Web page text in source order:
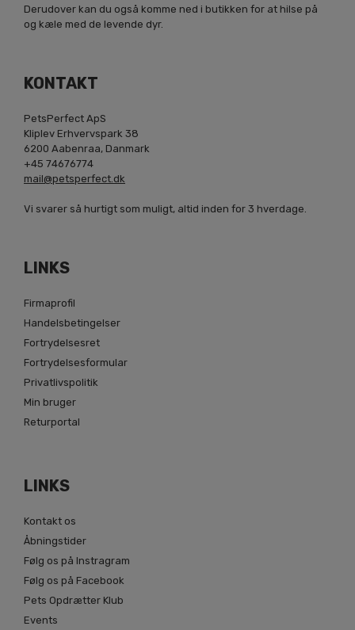
Derudover kan du også komme ned i butikken for at hilse på
og kæle med de levende dyr.
KONTAKT
PetsPerfect ApS
Kliplev Erhvervspark 38
6200 Aabenraa, Danmark
+45 74676774
mail@petsperfect.dk
Vi svarer så hurtigt som muligt, altid inden for 3 hverdage.
LINKS
Firmaprofil
Handelsbetingelser
Fortrydelsesret
Fortrydelsesformular
Privatlivspolitik
Min bruger
Returportal
LINKS
Kontakt os
Åbningstider
Følg os på Instragram
Følg os på Facebook
Pets Opdrætter Klub
Events